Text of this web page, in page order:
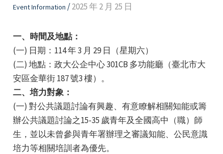
Event Information /2025 年 2 月 25 日
一、時間及地點：
(一) 日期：114 年 3 月 29 日（星期六）
(二) 地點：政大公企中心 301CB 多功能廳（臺北市大
安區金華街 187 號3 樓）。
二、培力對象：
(一) 對公共議題討論有興趣、有意瞭解相關知能或籌
辦公共議題討論之15-35 歲青年及全國高中（職）師
生，並以未曾參與青年署辦理之審議知能、公民意識
培力等相關培訓者為優先。